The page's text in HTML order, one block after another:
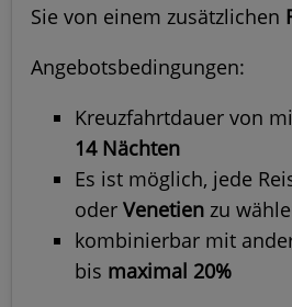
Sie von einem zusätzlichen
Angebotsbedingungen:
Kreuzfahrtdauer von
14 Nächten
Es ist möglich, jede
oder Venetien zu
kombinierbar mit
bis maximal 20%